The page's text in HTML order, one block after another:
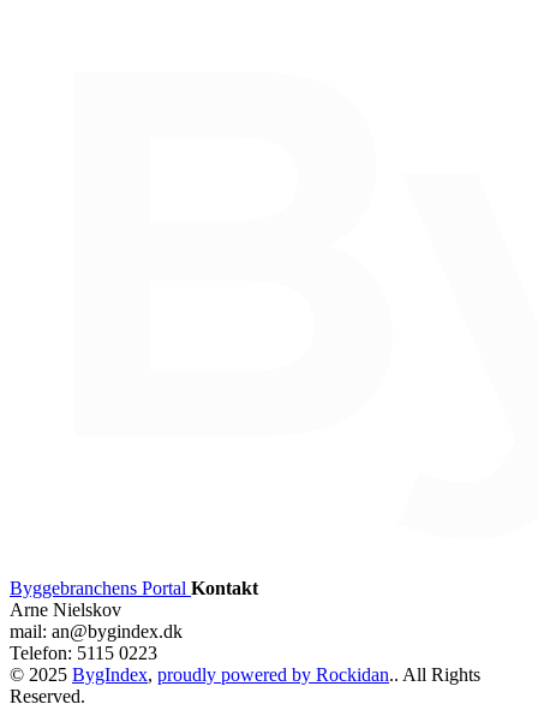
Byggebranchens Portal Kontakt
Arne Nielskov
mail: an@bygindex.dk
Telefon: 5115 0223
© 2025 BygIndex, proudly powered by Rockidan.. All Rights
Reserved.